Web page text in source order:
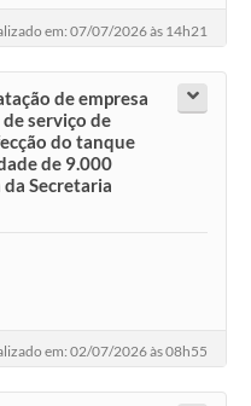
em: 07/07/2026 às 14h21
de empresa
serviço de
do tanque
de 9.000
Secretaria
em: 02/07/2026 às 08h55